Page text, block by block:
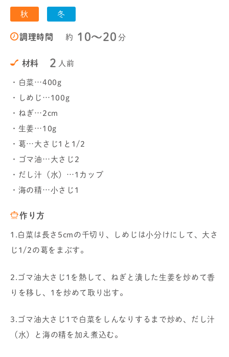
秋 冬
調理時間 約 10〜20 分
材料 2 人前
・白菜…400g
・しめじ…100g
・ねぎ…2cm
・生姜…10g
・葛…大さじ1と1/2
・ゴマ油…大さじ2
・だし汁（水）…1カップ
・海の精…小さじ1
作り方
1.白菜は長さ5cmの千切り、しめじは小分けにして、大さ
じ1/2の葛をまぶす。
2.ゴマ油大さじ1を熱して、ねぎと潰した生姜を炒めて香
りを移し、1を炒めて取り出す。
3.ゴマ油大さじ1で白菜をしんなりするまで炒め、だし汁
（水）と海の精を加え煮込む。